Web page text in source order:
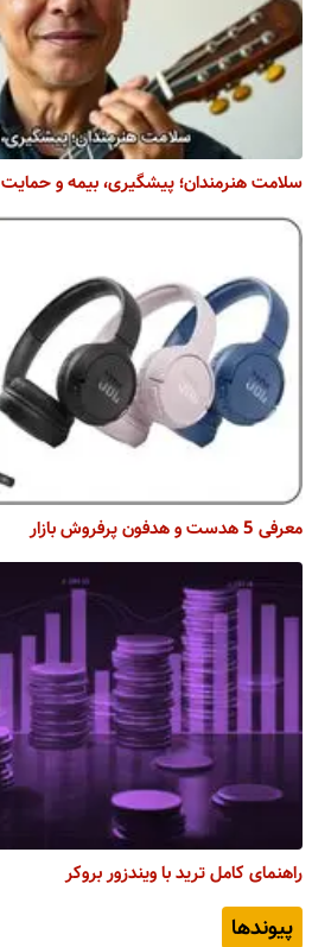
سلامت هنرمندان؛ پیشگیری، بیمه و حمایت
معرفی 5 هدست و هدفون پرفروش بازار
راهنمای کامل ترید با ویندزور بروکر
پیوندها